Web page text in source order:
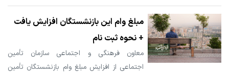
مبلغ وام این بازنشستگان افزایش یافت
+ نحوه ثبت نام
معاون فرهنگی و اجتماعی سازمان تأمین
اجتماعی از افزایش مبلغ وام بازنشستگان تأمین